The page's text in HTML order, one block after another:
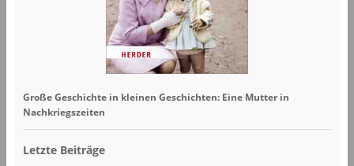
Große Geschichte in kleinen Geschichten: Eine Mutter in
Nachkriegszeiten
Letzte Beiträge